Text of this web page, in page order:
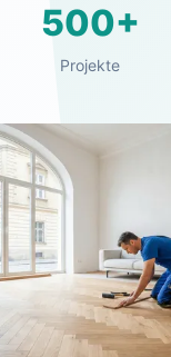
500+
Projekte